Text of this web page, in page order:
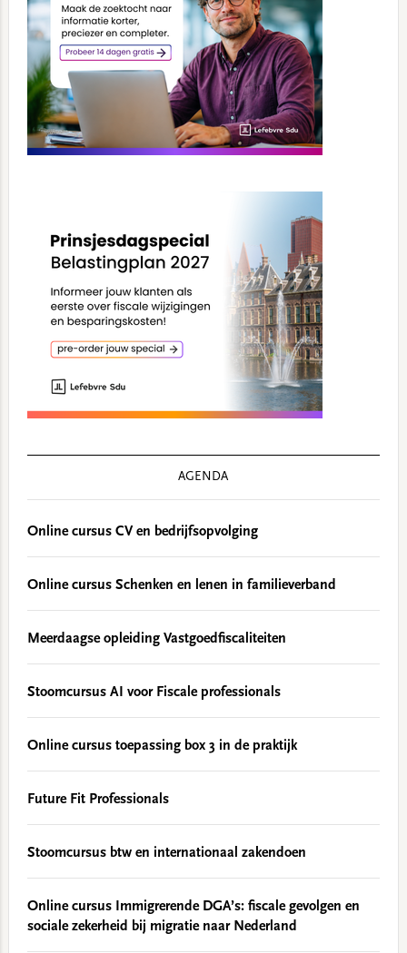
AGENDA
Online cursus CV en bedrijfsopvolging
Online cursus Schenken en lenen in familieverband
Meerdaagse opleiding Vastgoedfiscaliteiten
Stoomcursus AI voor Fiscale professionals
Online cursus toepassing box 3 in de praktijk
Future Fit Professionals
Stoomcursus btw en internationaal zakendoen
Online cursus Immigrerende DGA’s: fiscale gevolgen en
sociale zekerheid bij migratie naar Nederland